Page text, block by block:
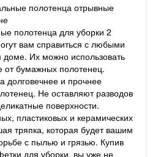
полотенца отрывные
полотенца для уборки 2
вам справиться с любыми
Их можно использовать
от бумажных полотенец.
долговечнее и прочнее
Не оставляют разводов
поверхности.
пластиковых и керамических
тряпка, которая будет вашим
с пылью и грязью. Купив
для уборки, вы уже не